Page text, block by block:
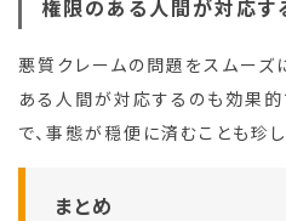
権限のある人間が対応す
悪質クレームの問題をスムーズ
ある人間が対応するのも効果
で、事態が穏便に済むことも珍し
まとめ